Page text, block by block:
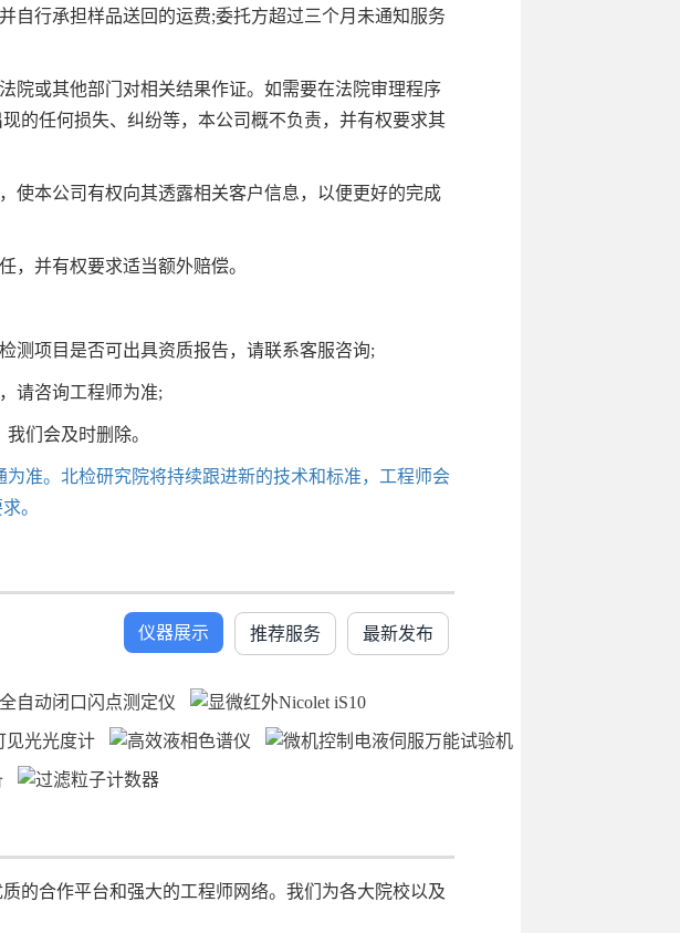
行承担样品送回的运费;委托方超过三个月未通知服务
或其他部门对相关结果作证。如需要在法院审理程序
的任何损失、纠纷等，本公司概不负责，并有权要求其
本公司有权向其透露相关客户信息，以便更好的完成
并有权要求适当额外赔偿。
项目是否可出具资质报告，请联系客服咨询;
请咨询工程师为准;
们会及时删除。
准。北检研究院将持续跟进新的技术和标准，工程师会
。
最新发布
推荐服务
仪器展示
合作平台和强大的工程师网络。我们为各大院校以及